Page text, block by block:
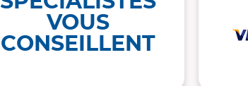
VOUS
CONSEILLENT